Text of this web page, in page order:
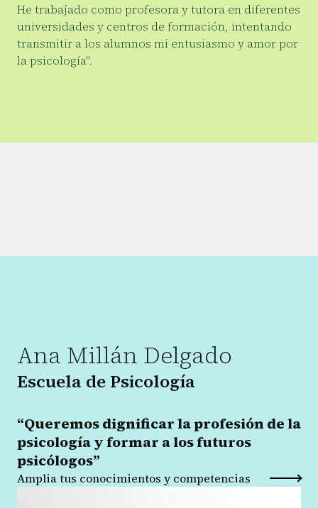
He trabajado como profesora y tutora en diferentes
universidades y centros de formación, intentando
transmitir a los alumnos mi entusiasmo y amor por
la psicología".
Ana Millán Delgado
Escuela de Psicología
“Queremos dignificar la profesión de la
psicología y formar a los futuros
psicólogos”
Amplia tus conocimientos y competencias